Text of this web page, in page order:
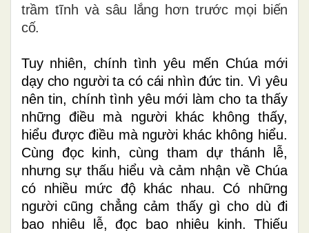
trầm tĩnh và sâu lắng hơn trước mọi biến
cố.
Tuy nhiên, chính tình yêu mến Chúa mới
dạy cho người ta có cái nhìn đức tin. Vì yêu
nên tin, chính tình yêu mới làm cho ta thấy
những điều mà người khác không thấy,
hiểu được điều mà người khác không hiểu.
Cùng đọc kinh, cùng tham dự thánh lễ,
nhưng sự thấu hiểu và cảm nhận về Chúa
có nhiều mức độ khác nhau. Có những
người cũng chẳng cảm thấy gì cho dù đi
bao nhiêu lễ, đọc bao nhiêu kinh. Thiếu